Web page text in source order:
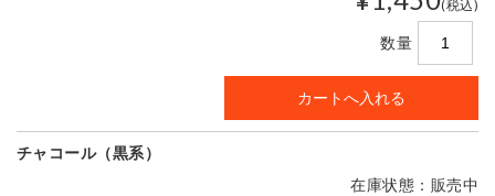
(税込)
数量
チャコール（黒系）
在庫状態：販売中